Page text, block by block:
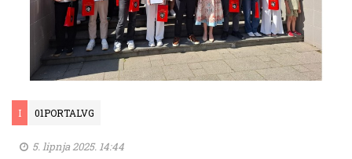
I 01PORTALVG
5. lipnja 2025. 14:44